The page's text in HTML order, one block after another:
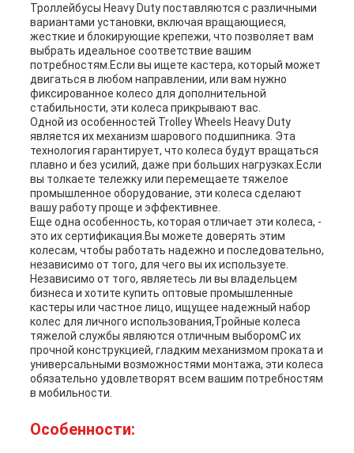
Троллейбусы Heavy Duty поставляются с различными
вариантами установки, включая вращающиеся,
жесткие и блокирующие крепежи, что позволяет вам
выбрать идеальное соответствие вашим
потребностям.Если вы ищете кастера, который может
двигаться в любом направлении, или вам нужно
фиксированное колесо для дополнительной
стабильности, эти колеса прикрывают вас.
Одной из особенностей Trolley Wheels Heavy Duty
является их механизм шарового подшипника. Эта
технология гарантирует, что колеса будут вращаться
плавно и без усилий, даже при больших нагрузках.Если
вы толкаете тележку или перемещаете тяжелое
промышленное оборудование, эти колеса сделают
вашу работу проще и эффективнее.
Еще одна особенность, которая отличает эти колеса, -
это их сертификация.Вы можете доверять этим
колесам, чтобы работать надежно и последовательно,
независимо от того, для чего вы их используете.
Независимо от того, являетесь ли вы владельцем
бизнеса и хотите купить оптовые промышленные
кастеры или частное лицо, ищущее надежный набор
колес для личного использования,Тройные колеса
тяжелой службы являются отличным выборомС их
прочной конструкцией, гладким механизмом проката и
универсальными возможностями монтажа, эти колеса
обязательно удовлетворят всем вашим потребностям
в мобильности.
Особенности: